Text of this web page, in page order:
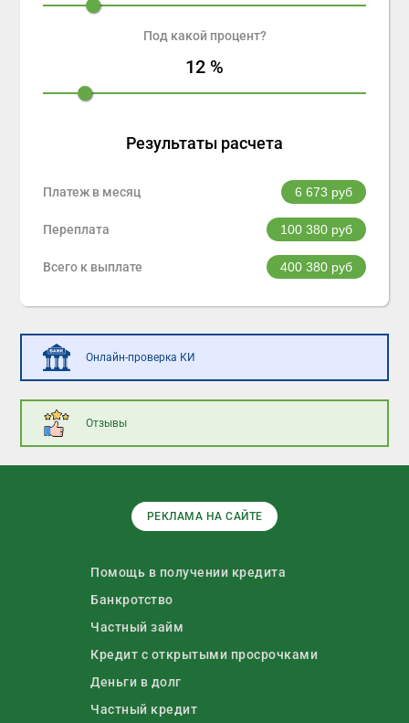
Под какой процент?
12 %
Результаты расчета
Платеж в месяц 6 673 руб
Переплата 100 380руб
Всего к выплате 400 380руб
Онлайн-проверка КИ
Отзывы
РЕКЛАМА НА САЙТЕ
Помощь в получении кредита
Банкротство
Частный займ
Кредит с открытыми просрочками
Деньги в долг
Частный кредит